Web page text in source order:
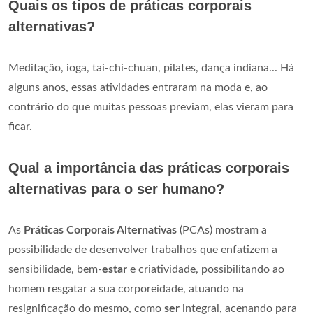
Quais os tipos de práticas corporais
alternativas?
Meditação, ioga, tai-chi-chuan, pilates, dança indiana... Há
alguns anos, essas atividades entraram na moda e, ao
contrário do que muitas pessoas previam, elas vieram para
ficar.
Qual a importância das práticas corporais
alternativas para o ser humano?
As Práticas Corporais Alternativas (PCAs) mostram a
possibilidade de desenvolver trabalhos que enfatizem a
sensibilidade, bem-estar e criatividade, possibilitando ao
homem resgatar a sua corporeidade, atuando na
resignificação do mesmo, como ser integral, acenando para